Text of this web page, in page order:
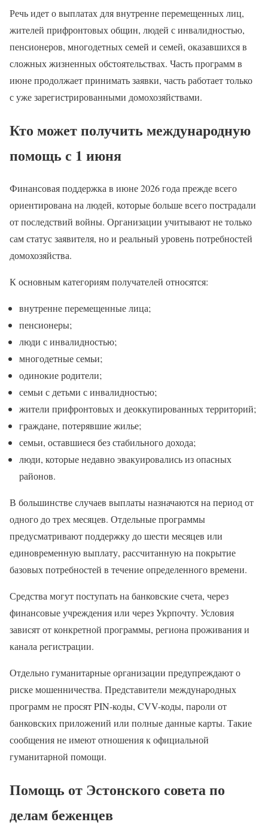
Речь идет о выплатах для внутренне перемещенных лиц,
жителей прифронтовых общин, людей с инвалидностью,
пенсионеров, многодетных семей и семей, оказавшихся в
сложных жизненных обстоятельствах. Часть программ в
июне продолжает принимать заявки, часть работает только
с уже зарегистрированными домохозяйствами.
Кто может получить международную
помощь с 1 июня
Финансовая поддержка в июне 2026 года прежде всего
ориентирована на людей, которые больше всего пострадали
от последствий войны. Организации учитывают не только
сам статус заявителя, но и реальный уровень потребностей
домохозяйства.
К основным категориям получателей относятся:
внутренне перемещенные лица;
пенсионеры;
люди с инвалидностью;
многодетные семьи;
одинокие родители;
семьи с детьми с инвалидностью;
жители прифронтовых и деоккупированных территорий;
граждане, потерявшие жилье;
семьи, оставшиеся без стабильного дохода;
люди, которые недавно эвакуировались из опасных
районов.
В большинстве случаев выплаты назначаются на период от
одного до трех месяцев. Отдельные программы
предусматривают поддержку до шести месяцев или
единовременную выплату, рассчитанную на покрытие
базовых потребностей в течение определенного времени.
Средства могут поступать на банковские счета, через
финансовые учреждения или через Укрпочту. Условия
зависят от конкретной программы, региона проживания и
канала регистрации.
Отдельно гуманитарные организации предупреждают о
риске мошенничества. Представители международных
программ не просят PIN-коды, CVV-коды, пароли от
банковских приложений или полные данные карты. Такие
сообщения не имеют отношения к официальной
гуманитарной помощи.
Помощь от Эстонского совета по
делам беженцев